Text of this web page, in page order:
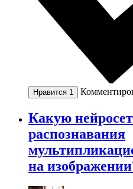
Нравится 1
Какую
распознавания
на